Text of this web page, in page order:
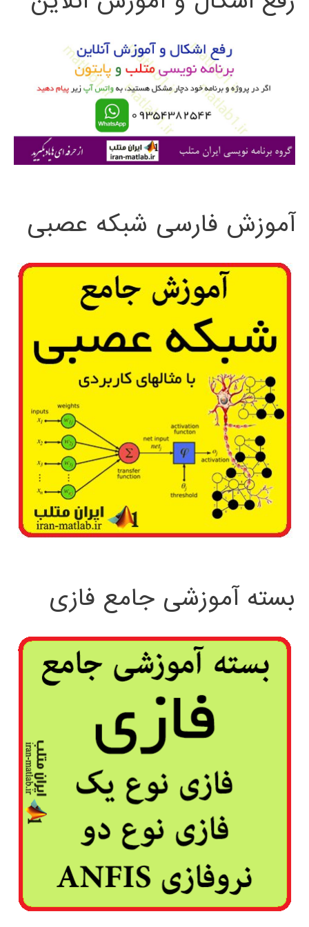
ی
آموزش فارسی شبکه عصبی
بسته آموزشی جامع فازی